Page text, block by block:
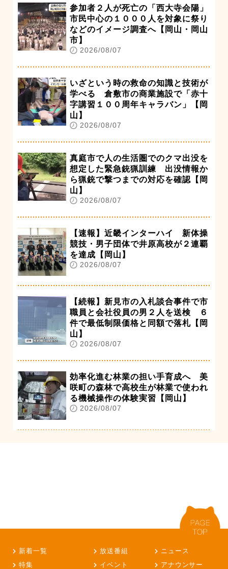
参加者２人が死亡の「西大寺会陽」
市民中心の１０００人を対象に祭り
などのイメージ調査へ【岡山・岡山
市】
2026/08/07
いざという時の救命の知識と技術が
学べる 倉敷市の商業施設で「赤十
字講習１００周年キャラバン」【岡
山】
2026/08/07
真庭市で人の生活圏でのクマ出没を
想定した緊急銃猟訓練 出没情報か
ら猟銃で撃つまでの対応を確認【岡
山】
2026/08/07
【速報】近畿インターハイ 新体操
競技・男子団体で井原高校が２連覇
を達成【岡山】
2026/08/07
【続報】新見市の入札談合事件で市
職員と会社役員の男２人を送検 ６
件で最低制限価格と同額で落札【岡
山】
2026/08/07
効率化進む林業の担い手育成へ 美
咲町の森林で高校生が林業で使われ
る機械操作の体験実習【岡山】
2026/08/07
新着一覧 放送番組
ニュース
特集
イベント
アナウンサー